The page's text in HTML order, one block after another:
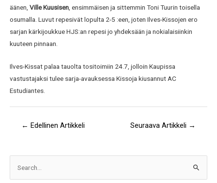
äänen, Ville Kuusisen , ensimmäisen ja sittemmin Toni Tuurin toisella
osumalla. Luvut repesivät lopulta 2-5 :een, joten Ilves-Kissojen ero
sarjan kärkijoukkue HJS:an repesi jo yhdeksään ja nokialaisiinkin
kuuteen pinnaan.
Ilves-Kissat palaa tauolta tositoimiin 24.7, jolloin Kaupissa
vastustajaksi tulee sarja-avauksessa Kissoja kiusannut AC
Estudiantes.
← Edellinen Artikkeli Seuraava Artikkeli →